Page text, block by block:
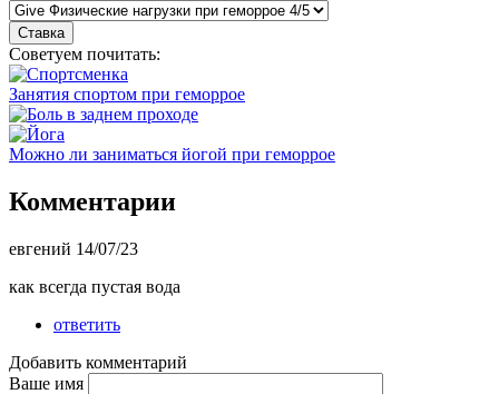
Советуем почитать:
Занятия спортом при геморрое
Можно ли заниматься йогой при геморрое
Комментарии
евгений 14/07/23
как всегда пустая вода
ответить
Добавить комментарий
Ваше имя